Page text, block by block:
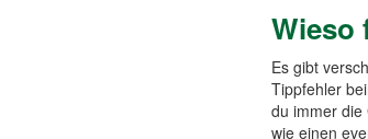
Wieso
Es gibt
Tippfehler
du immer
wie einen